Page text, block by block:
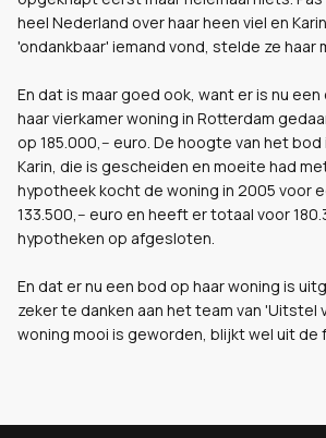
heel Nederland over haar heen viel en
'ondankbaar' iemand vond, stelde ze haar
En dat is maar goed ook, want er is nu
haar vierkamer woning in Rotterdam
op 185.000,-- euro. De hoogte van het
Karin, die is gescheiden en moeite had
hypotheek kocht de woning in 2005 voor
133.500,-- euro en heeft er totaal voor
hypotheken op afgesloten.
En dat er nu een bod op haar woning is
zeker te danken aan het team van 'Uitstel
woning mooi is geworden, blijkt wel uit de